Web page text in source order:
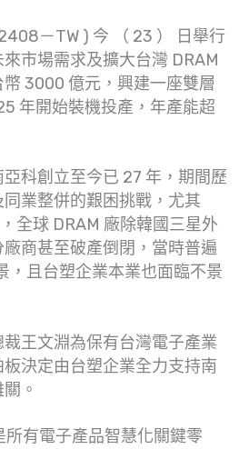
－TW ) 今 （ 23 ） 日舉行
市場需求及擴大台灣 DRAM
3000 億元，興建一座雙層
年開始裝機投產，年產能超
科創立至今已 27 年，期間歷
業整併的艱困挑戰，尤其
全球 DRAM 廠除韓國三星外
商甚至破產倒閉，當時普遍
，且台塑企業本業也面臨不景
王文淵為保有台灣電子產業
決定由台塑企業全力支持南
。
所有電子產品智慧化關鍵零